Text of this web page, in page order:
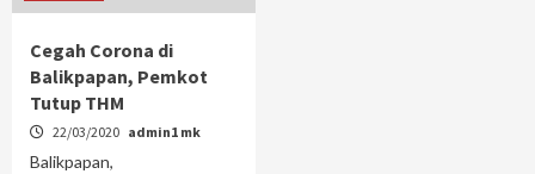
Cegah Corona di
Balikpapan, Pemkot
Tutup THM
22/03/2020 admin1 mk
Balikpapan,